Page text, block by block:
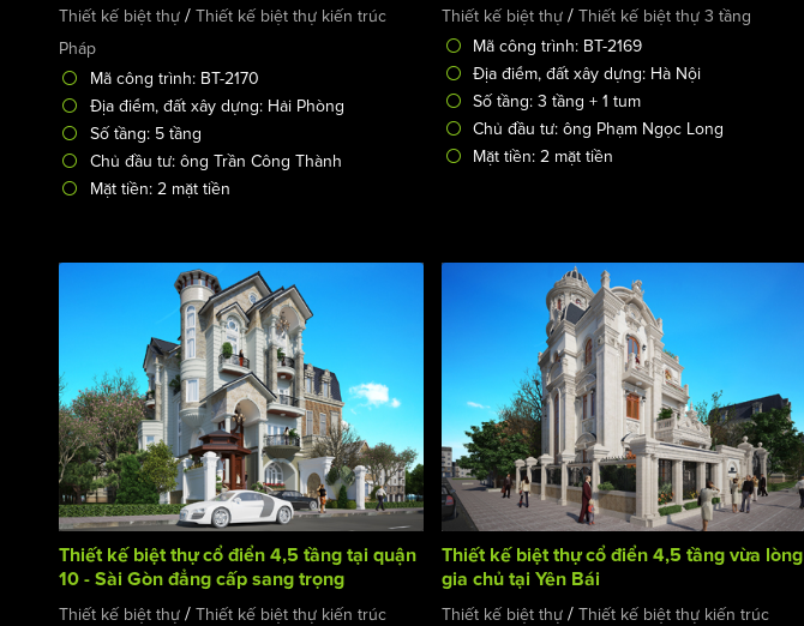
Thiết kế biệt thự/ Thiết kế biệt thự kiến trúc
Pháp
Mã công trình: BT-2170
Địa điểm, đất xây dựng: Hải Phòng
Số tầng: 5 tầng
Chủ đầu tư: ông Trần Công Thành
Mặt tiền: 2 mặt tiền
Thiết kế biệt thự/ Thiết kế biệt thự 3 tầng
Mã công trình: BT-2169
Địa điểm, đất xây dựng: Hà Nội
Số tầng: 3 tầng + 1 tum
Chủ đầu tư: ông Phạm Ngọc Long
Mặt tiền: 2 mặt tiền
Thiết kế biệt thự cổ điển 4,5 tầng tại quận
10 - Sài Gòn đẳng cấp sang trọng
Thiết kế biệt thự/ Thiết kế biệt thự kiến trúc
Thiết kế biệt thự cổ điển 4,5 tầng vừa lòng
gia chủ tại Yên Bái
Thiết kế biệt thự/ Thiết kế biệt thự kiến trúc